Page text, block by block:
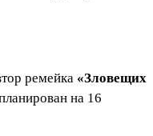
ремейка «Зловещих
на 16